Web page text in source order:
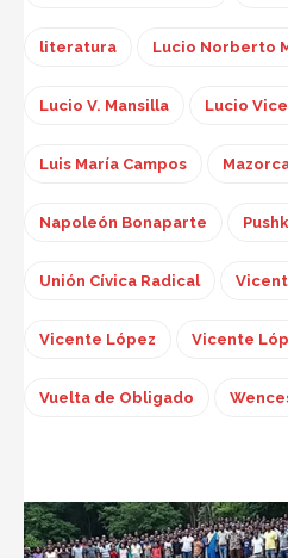
literatura Lucio Norberto
Lucio V. Mansilla Lucio
Luis María Campos
Napoleón Bonaparte
Unión Cívica Radical
Vicente López Vicente
Vuelta de Obligado